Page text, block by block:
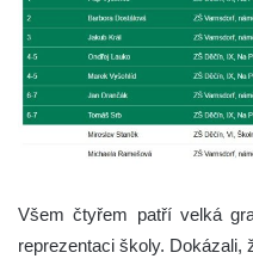
Všem čtyřem patří velká
reprezentaci školy. Dokázali,